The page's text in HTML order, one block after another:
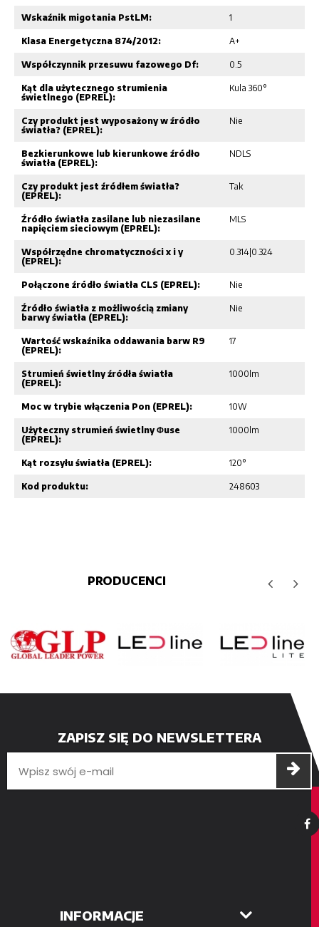
Wskaźnik migotania PstLM: 1
Klasa Energetyczna 874/2012: A+
Współczynnik przesuwu fazowego Df: 0.5
Kąt dla użytecznego strumienia
świetlnego (EPREL):
Kula 360°
Czy produkt jest wyposażony w źródło
światła? (EPREL):
Nie
Bezkierunkowe lub kierunkowe źródło
światła (EPREL):
NDLS
Czy produkt jest źródłem światła?
(EPREL):
Tak
Źródło światła zasilane lub niezasilane
napięciem sieciowym (EPREL):
MLS
Współrzędne chromatyczności x i y
(EPREL):
0.314|0.324
Połączone źródło światła CLS (EPREL): Nie
Źródło światła z możliwością zmiany
barwy światła (EPREL):
Nie
Wartość wskaźnika oddawania barw R9
(EPREL):
17
Strumień świetlny źródła światła
(EPREL):
1000lm
Moc w trybie włączenia Pon (EPREL): 10W
Użyteczny strumień świetlny Φuse
(EPREL):
1000lm
Kąt rozsyłu światła (EPREL): 120°
Kod produktu: 248603
PRODUCENCI
ZAPISZ SIĘ DO NEWSLETTERA
INFORMACJE